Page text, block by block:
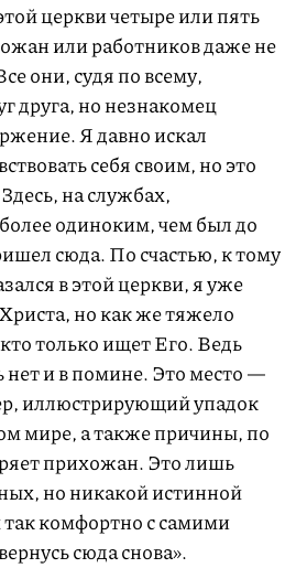
церкви четыре или пять
или работников даже не
они, судя по всему,
друга, но незнакомец
Я давно искал
себя своим, но это
на службах,
одиноким, чем был до
сюда. По счастью, к тому
в этой церкви, я уже
но как же тяжело
только ищет Его. Ведь
нет и в помине. Это место —
иллюстрирующий упадок
мире, а также причины, по
прихожан. Это лишь
но никакой истинной
комфортно с самими
сюда снова».